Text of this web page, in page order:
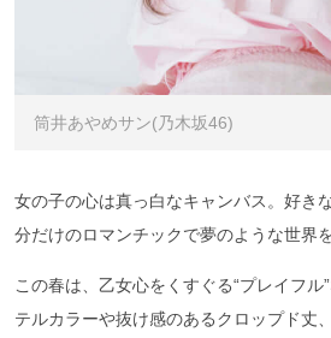
筒井あやめサン(乃木坂46)
女の子の心は真っ白なキャンバス。好き
分だけのロマンチックで夢のような世界
この春は、乙女心をくすぐる“プレイフル
テルカラーや抜け感のあるクロップド丈